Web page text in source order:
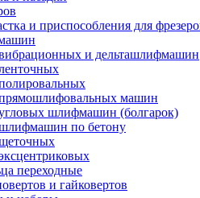
и приспособления для
и дельташлифмашин
машин
шлифмашин (болгарок)
по бетону
переходные
и гайковертов